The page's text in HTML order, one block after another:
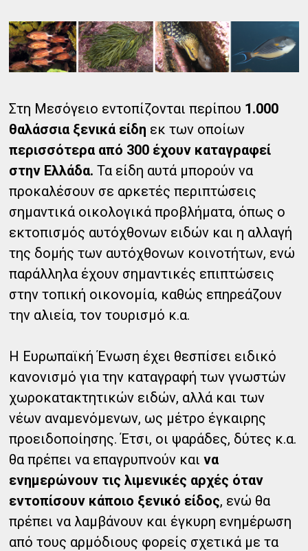
Στη Μεσόγειο εντοπίζονται περίπου 1.000
θαλάσσια ξενικά είδη εκ των οποίων
περισσότερα από 300 έχουν καταγραφεί
στην Ελλάδα. Τα είδη αυτά μπορούν να
προκαλέσουν σε αρκετές περιπτώσεις
σημαντικά οικολογικά προβλήματα, όπως ο
εκτοπισμός αυτόχθονων ειδών και η αλλαγή
της δομής των αυτόχθονων κοινοτήτων, ενώ
παράλληλα έχουν σημαντικές επιπτώσεις
στην τοπική οικονομία, καθώς επηρεάζουν
την αλιεία, τον τουρισμό κ.α.
Η Ευρωπαϊκή Ένωση έχει θεσπίσει ειδικό
κανονισμό για την καταγραφή των γνωστών
χωροκατακτητικών ειδών, αλλά και των
νέων αναμενόμενων, ως μέτρο έγκαιρης
προειδοποίησης. Έτσι, οι ψαράδες, δύτες κ.α.
θα πρέπει να επαγρυπνούν καινα
ενημερώνουν τις λιμενικές αρχές όταν
εντοπίσουν κάποιο ξενικό είδος, ενώ θα
πρέπει να λαμβάνουν και έγκυρη ενημέρωση
από τους αρμόδιους φορείς σχετικά με τα